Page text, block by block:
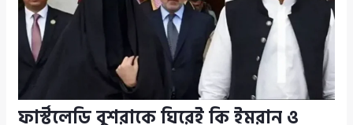
ফার্স্টলেডি বুশরাকে ঘিরেই কি ইমরান ও